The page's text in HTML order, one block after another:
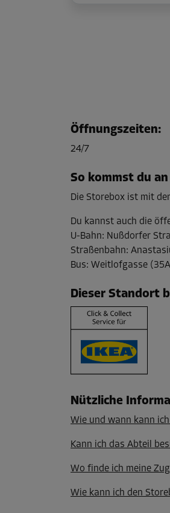
Öffnungszeiten:
24/7
So kommst du an
Die Storebox ist mit
Du kannst auch die
U-Bahn: Nußdorfer
Straßenbahn:
Bus: Weitlofgasse
Dieser Standort
Nützliche
Wie und wann kann
Kann ich das Abteil
Wo finde ich meine
Wie kann ich den